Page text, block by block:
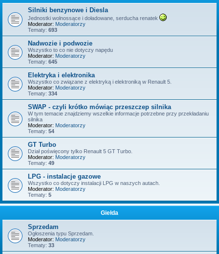
Silniki benzynowe i Diesla
Jednostki wolnossące i doładowane, serducha renatek
Moderator: Moderatorzy
Tematy: 693
Nadwozie i podwozie
Wszystko to co nie dotyczy napędu
Moderator: Moderatorzy
Tematy: 645
Elektryka i elektronika
Wszystko co związane z elektryką i elektroniką w Renault 5.
Moderator: Moderatorzy
Tematy: 334
SWAP - czyli krótko mówiąc przeszczep silnika
W tym temacie znajdziemy wszelkie informacje potrzebne przy przekładaniu
silnika
Moderator: Moderatorzy
Tematy: 54
GT Turbo
Dział poświęcony tylko Renault 5 GT Turbo.
Moderator: Moderatorzy
Tematy: 49
LPG - instalacje gazowe
Wszystko co dotyczy instalacji LPG w naszych autach.
Moderator: Moderatorzy
Tematy: 5
Giełda
Sprzedam
Ogłoszenia typu Sprzedam.
Moderator: Moderatorzy
Tematy: 33